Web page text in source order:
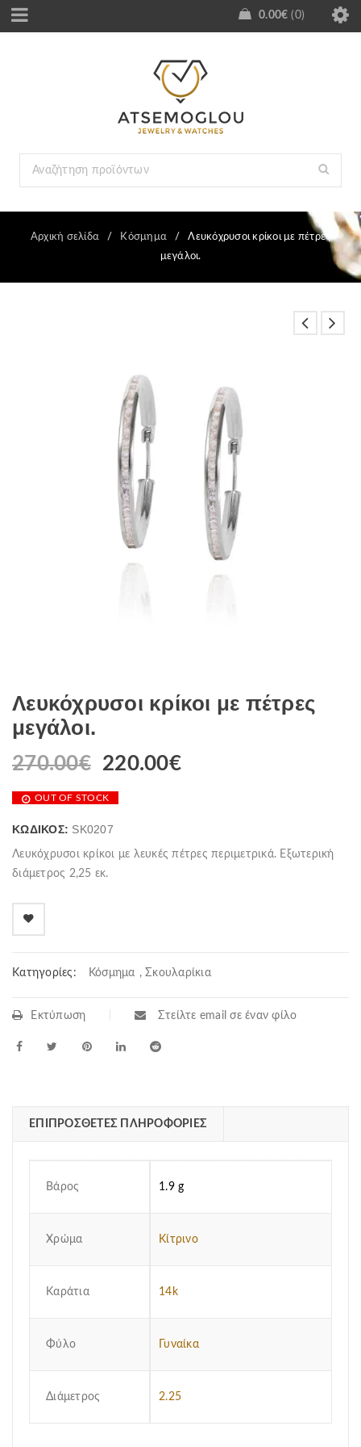
0.00€ 0
Αρχική σελίδα / Κόσμημα /
Λευκόχρυσοι κρίκοι με πέτρες
μεγάλοι.
Λευκόχρυσοι κρίκοι με πέτρες
μεγάλοι.
270.00€ 220.00€
OUT OF STOCK
ΚΩΔΙΚΌΣ: SK0207
Λευκόχρυσοι κρίκοι με λευκές πέτρες περιμετρικά. Εξωτερική
διάμετρος 2,25 εκ.
Κατηγορίες: Κόσμημα , Σκουλαρίκια
Εκτύπωση Στείλτε email σε έναν φίλο
ΕΠΙΠΡΌΣΘΕΤΕΣ ΠΛΗΡΟΦΟΡΊΕΣ
Βάρος 1.9 g
Χρώμα Κίτρινο
Καράτια 14k
Φύλο Γυναίκα
Διάμετρος 2.25